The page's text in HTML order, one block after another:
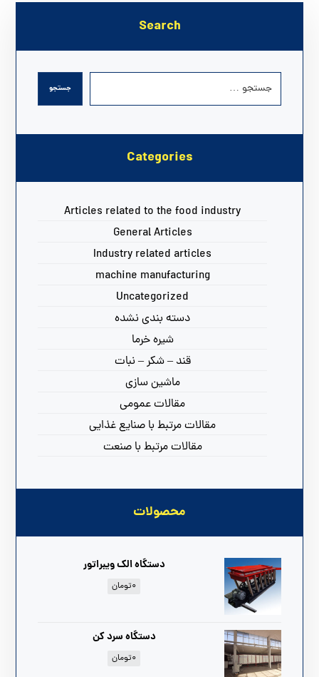
Search
جستجو
Categories
Articles related to the food industry
General Articles
Industry related articles
machine manufacturing
Uncategorized
دسته بندی نشده
شیره خرما
قند – شکر – نبات
ماشین سازی
مقالات عمومی
مقالات مرتبط با صنایع غذایی
مقالات مرتبط با صنعت
محصولات
دستگاه الک ویبراتور
۰تومان
دستگاه سرد کن
۰تومان